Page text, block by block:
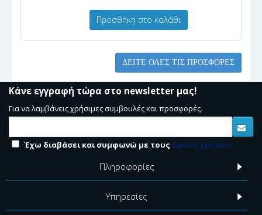
Προσθήκη στο καλάθι
ΔΕΊΤΕ ΌΛΕΣ ΤΙΣ ΠΡΟΣΦΟΡΈΣ
Κάνε εγγραφή τώρα στο newsletter μας!
Για να λαμβάνεις χρήσιμες συμβουλές και προσφορές.
Έχω διαβάσει και συμφωνώ με τους όρους χρήσεις
Πληροφορίες
Υπηρεσίες